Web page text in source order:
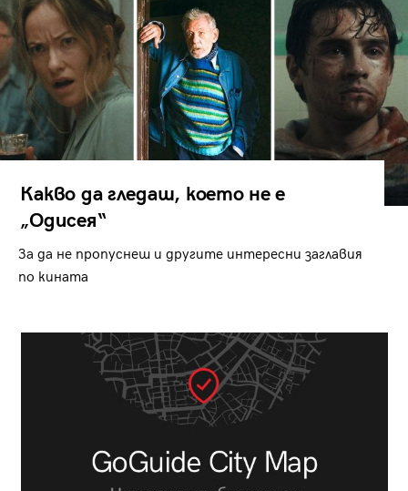
Какво да гледаш, което не е
„Одисея“
За да не пропуснеш и другите интересни заглавия
по кината